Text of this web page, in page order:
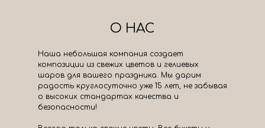
О НАС
Наша небольшая компания создает
композиции из свежих цветов и гелиевых
шаров для вашего праздника. Мы дарим
радость круглосуточно уже 15 лет, не забывая
о высоких стандартах качества и
безопасности!